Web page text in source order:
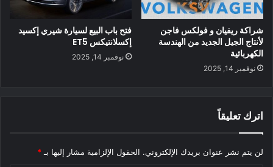
والمركبات التجارية.
يمكن أن تحتوي بنية الشاحنة الكهربائية Ram 1500 على الهيكل على
شراكة ريفيان و فولكس فاجن
لأنتاج الجيل الجديد من الهندسة
الكهربائية
نوفمبر 14, 2025
فتح باب البيع لسيارة شيري إكسيد
إكسلانتيكس ET5
نوفمبر 14, 2025
اترك تعليقاً
لن يتم نشر عنوان بريدك الإلكتروني. الحقول الإلزامية مشار إليها بـ *